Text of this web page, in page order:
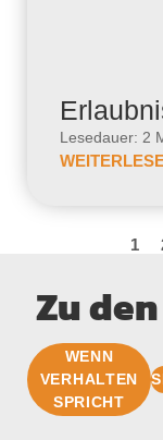
Lesedauer: 2
1
Zu
WENN
VERHALTEN
SPRICHT